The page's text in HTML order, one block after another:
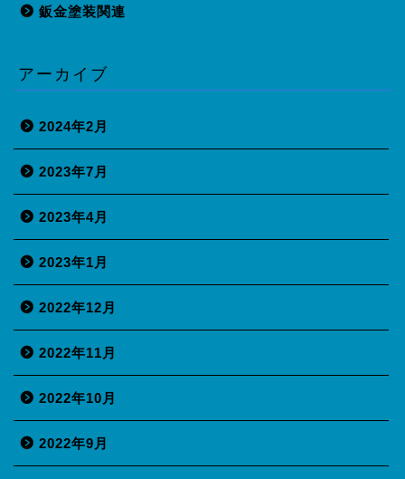
鈑金塗装関連
アーカイブ
2024年2月
2023年7月
2023年4月
2023年1月
2022年12月
2022年11月
2022年10月
2022年9月